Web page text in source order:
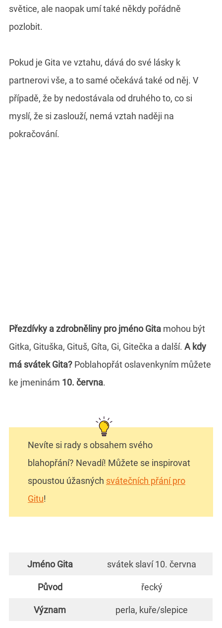
světice, ale naopak umí také někdy pořádně
pozlobit.
Pokud je Gita ve vztahu, dává do své lásky k
partnerovi vše, a to samé očekává také od něj. V
případě, že by nedostávala od druhého to, co si
myslí, že si zaslouží, nemá vztah naději na
pokračování.
Přezdívky a zdrobněliny pro jméno Gita mohou být
Gitka, Gituška, Gituš, Gíta, Gi, Gitečka a další. A kdy
má svátek Gita? Poblahopřát oslavenkyním můžete
ke jmeninám 10. června.
Nevíte si rady s obsahem svého
blahopřání? Nevadí! Můžete se inspirovat
spoustou úžasných svátečních přání pro
Gitu!
Jméno Gita svátek slaví 10. června
Původ řecký
Význam perla, kuře/slepice